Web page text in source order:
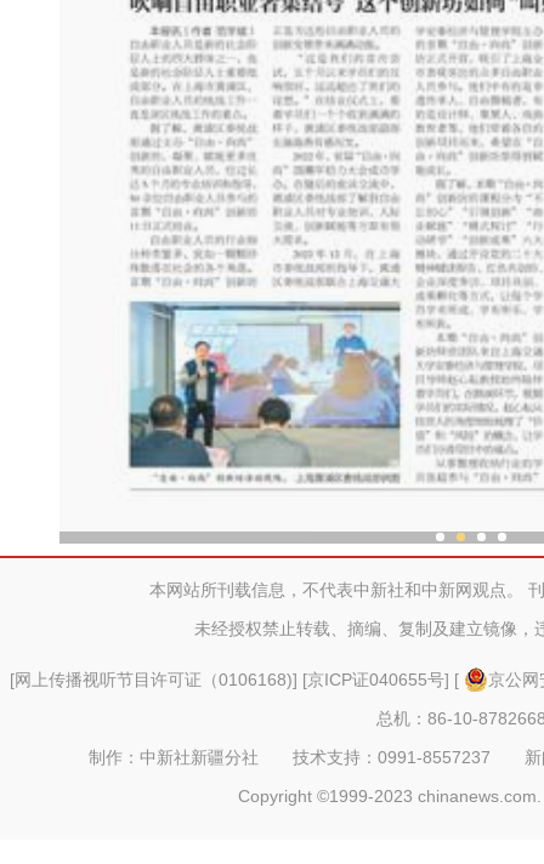
本网站所刊载信息，不代表中新社和中新网观点。
未经授权禁止转载、摘编、复制及建立镜像，
[网上传播视听节目许可证（0106168)] [京ICP证040655号] [
京公
总机：86-10-
制作：中新社新疆分社 技术支持：0991-8557237
Copyright ©1999-2023